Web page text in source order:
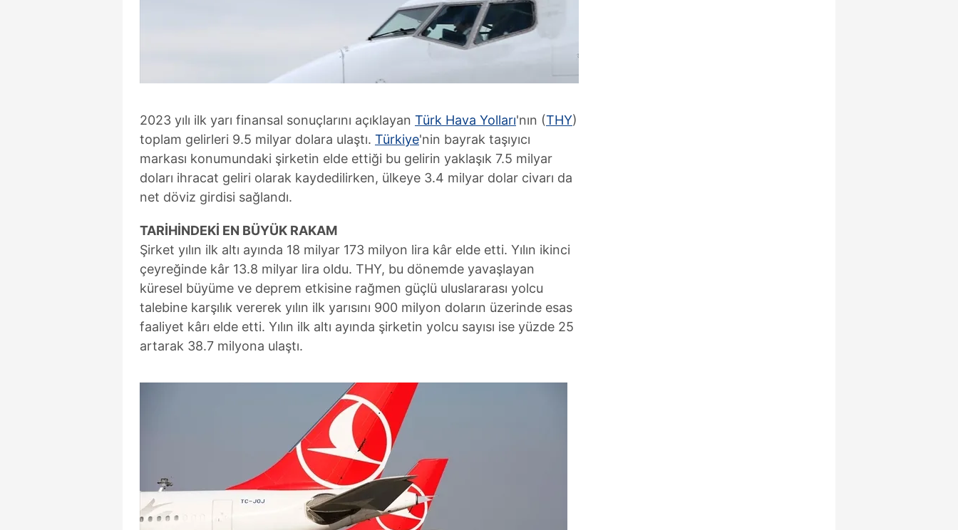
2023 yılı ilk yarı finansal sonuçlarını açıklayan Türk Hava Yolları'nın (THY)
toplam gelirleri 9.5 milyar dolara ulaştı. Türkiye'nin bayrak taşıyıcı
markası konumundaki şirketin elde ettiği bu gelirin yaklaşık 7.5 milyar
doları ihracat geliri olarak kaydedilirken, ülkeye 3.4 milyar dolar civarı da
net döviz girdisi sağlandı.
TARİHİNDEKİ EN BÜYÜK RAKAM
Şirket yılın ilk altı ayında 18 milyar 173 milyon lira kâr elde etti. Yılın ikinci
çeyreğinde kâr 13.8 milyar lira oldu. THY, bu dönemde yavaşlayan
küresel büyüme ve deprem etkisine rağmen güçlü uluslararası yolcu
talebine karşılık vererek yılın ilk yarısını 900 milyon doların üzerinde esas
faaliyet kârı elde etti. Yılın ilk altı ayında şirketin yolcu sayısı ise yüzde 25
artarak 38.7 milyona ulaştı.